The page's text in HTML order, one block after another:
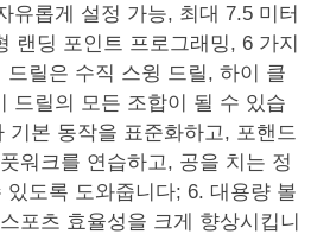
유롭게 설정 가능, 최대 7.5 미터
랜딩 포인트 프로그래밍, 6 가지
드릴은 수직 스윙 드릴, 하이 클
드릴의 모든 조합이 될 수 있습
기본 동작을 표준화하고, 포핸드
워크를 연습하고, 공을 치는 정
있도록 도와줍니다; 6. 대용량 볼
포츠 효율성을 크게 향상시킵니